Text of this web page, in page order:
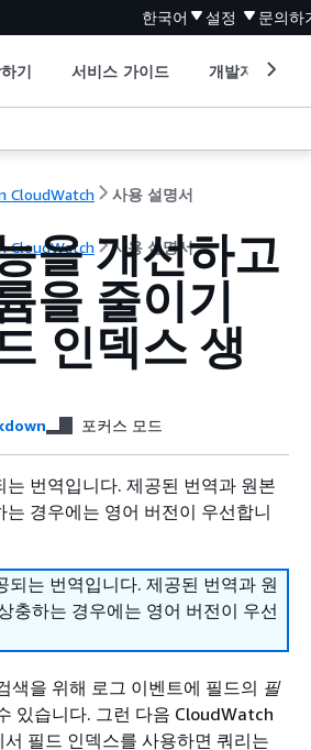
한국어 설정 문의하
기 서비스 가이드 개발자 도구
CloudWatch 사용 설명서
CloudWatch 사용 설명서
을 개선하고
을 줄이기
인덱스 생
포커스 모드
는 번역입니다. 제공된 번역과 원본
경우에는 영어 버전이 우선합니
되는 번역입니다. 제공된 번역과 원
충하는 경우에는 영어 버전이 우선
색을 위해 로그 이벤트에 필드의 필
있습니다. 그런 다음 CloudWatch
필드 인덱스를 사용하면 쿼리는